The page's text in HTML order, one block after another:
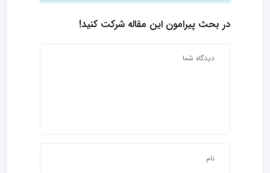
در بحث‌ پیرامون این مقاله شرکت کنید!